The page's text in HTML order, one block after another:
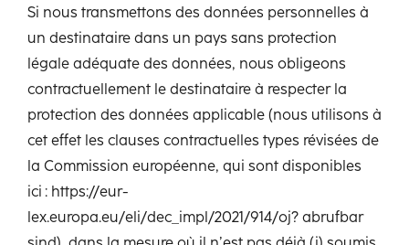
Si nous transmettons des données personnelles à
un destinataire dans un pays sans protection
légale adéquate des données, nous obligeons
contractuellement le destinataire à respecter la
protection des données applicable (nous utilisons à
cet effet les clauses contractuelles types révisées de
la Commission européenne, qui sont disponibles
ici : https://eur-
lex.europa.eu/eli/dec_impl/2021/914/oj? abrufbar